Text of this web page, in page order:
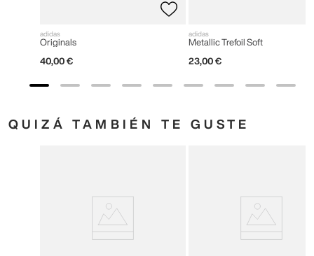
adidas
Originals
40,00 €
adidas
Metallic Trefoil Soft
23,00 €
QUIZÁ TAMBIÉN TE GUSTE